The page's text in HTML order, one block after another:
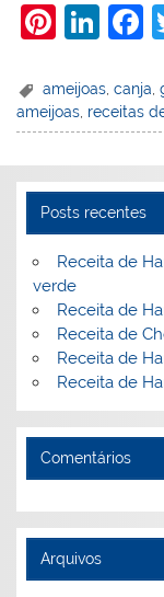
Pi
er
e
st
Li
k
e
n
F
c
e
o
o
k
ameijoas ,canja ,
ameijoas, receitas
Posts recentes
Receita de
verde
Receita de
Receita de
Receita de
Receita de
Comentários
Arquivos